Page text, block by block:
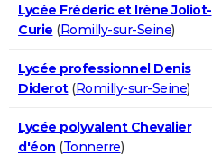
Lycée Fréderic et Irène Joliot-
Curie (Romilly-sur-Seine)
Lycée professionnel Denis
Diderot(Romilly-sur-Seine)
Lycée polyvalent Chevalier
d'éon (Tonnerre)